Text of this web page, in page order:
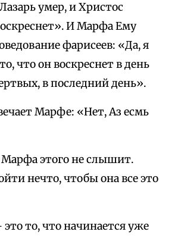
умер, и Христос
И Марфа Ему
фарисеев: «Да, я
что он воскреснет в день
в последний день».
Марфе: «Нет, Аз есмь
этого не слышит.
нечто, чтобы она все это
то, что начинается уже